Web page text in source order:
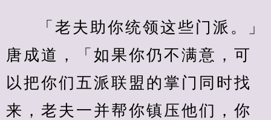
「老夫助你统领这些门派。」
唐成道，「如果你仍不满意，可
以把你们五派联盟的掌门同时找
来，老夫一并帮你镇压他们，你